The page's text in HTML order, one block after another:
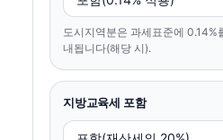
도시지역분은 과세표준에 0.14%
내됩니다(해당 시).
지방교육세 포함